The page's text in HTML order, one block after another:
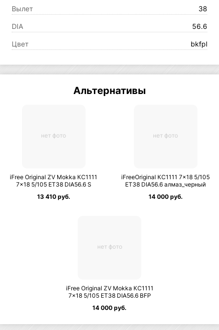
Вылет 38
DIA 56.6
Цвет bkfpl
Альтернативы
нет фото
iFree Original ZV Mokka КС1111
7×18 5/105 ET38 DIA56.6 S
13 410 руб.
нет фото
iFreeOriginal КС1111 7×18 5/105
ET38 DIA56.6 алмаз_черный
14 000 руб.
нет фото
iFree Original ZV Mokka КС1111
7×18 5/105 ET38 DIA56.6 BFP
14 000 руб.